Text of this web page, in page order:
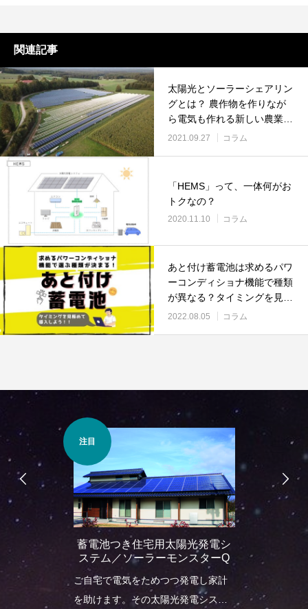
関連記事
太陽光とソーラーシェアリン
グとは？ 農作物を作りなが
ら電気も作れる新しい農業ス
タイル！
2021.09.27 コラム
「HEMS」って、一体何がお
トクなの？
2020.11.10 コラム
あと付け蓄電池は求めるパワ
ーコンディショナ機能で種類
が異なる？タイミングを見極
めて導入しよう
2022.08.05 コラム
注目
蓄電池つき住宅用太陽光発電シ
ステム／ソーラーモンスターQ
ご自宅で電気をためつつ発電し家計
を助けます。その太陽光発電システ